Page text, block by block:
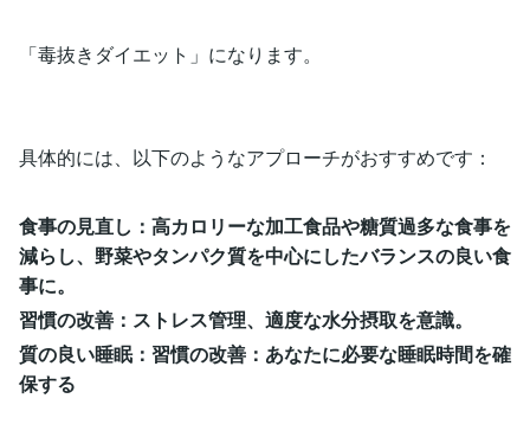
「毒抜きダイエット」になります。
具体的には、以下のようなアプローチがおすすめです：
食事の見直し：高カロリーな加工食品や糖質過多な食事を
減らし、野菜やタンパク質を中心にしたバランスの良い食
事に。
習慣の改善：ストレス管理、適度な水分摂取を意識。
質の良い睡眠：習慣の改善：あなたに必要な睡眠時間を確
保する